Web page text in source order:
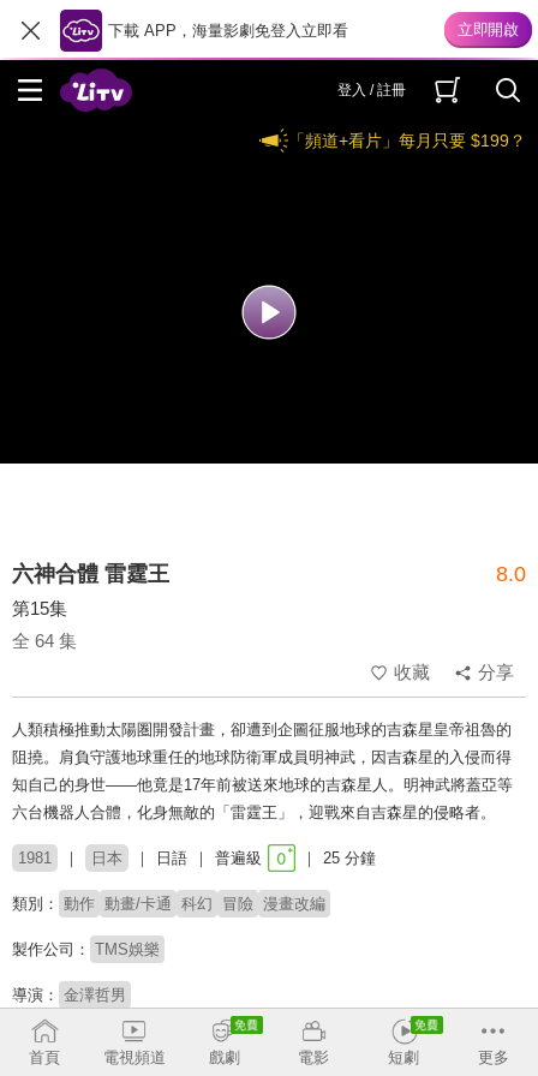
下載 APP，海量影劇免登入立即看
登入 / 註冊
「頻道+看片」每月只要 $199？
六神合體 雷霆王 8.0
第15集
全 64 集
收藏
分享
人類積極推動太陽圏開發計畫，卻遭到企圖征服地球的吉森星皇帝祖魯的
阻撓。肩負守護地球重任的地球防衛軍成員明神武，因吉森星的入侵而得
知自己的身世——他竟是17年前被送來地球的吉森星人。明神武將蓋亞等
六台機器人合體，化身無敵的「雷霆王」，迎戰來自吉森星的侵略者。
1981 日本 日語 普遍級 25 分鐘
類別： 動作 動畫/卡通 科幻 冒險 漫畫改編
製作公司： TMS娛樂
導演： 金澤哲男
配音： 三矢雄二 石丸博也
納谷悟朗
首頁
電視頻道 戲劇 電影 短劇 更多